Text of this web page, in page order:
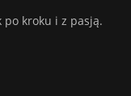
po kroku i z pasją.